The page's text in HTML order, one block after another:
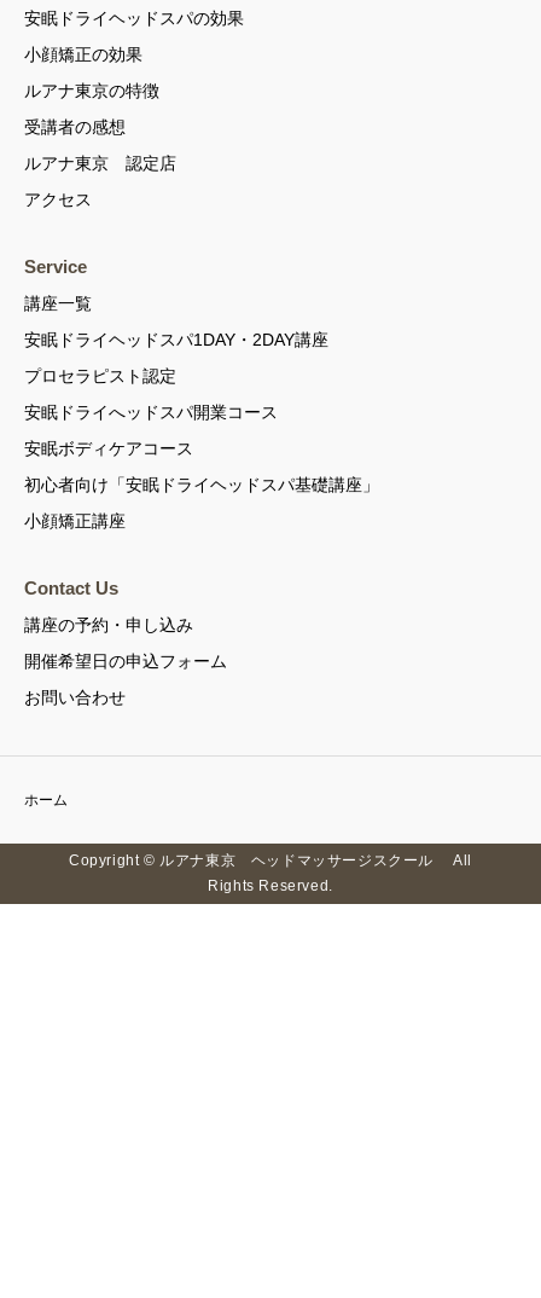
安眠ドライヘッドスパの効果
小顔矯正の効果
ルアナ東京の特徴
受講者の感想
ルアナ東京 認定店
アクセス
Service
講座一覧
安眠ドライヘッドスパ1DAY・2DAY講座
プロセラピスト認定
安眠ドライへッドスパ開業コース
安眠ボディケアコース
初心者向け「安眠ドライヘッドスパ基礎講座」
小顔矯正講座
Contact Us
講座の予約・申し込み
開催希望日の申込フォーム
お問い合わせ
ホーム
Copyright © ルアナ東京 ヘッドマッサージスクール All
Rights Reserved.